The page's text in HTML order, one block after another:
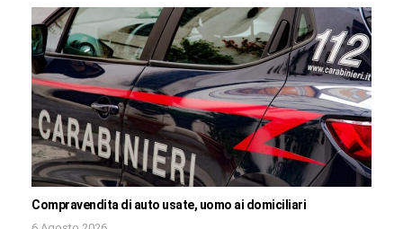
Compravendita di auto usate, uomo ai domiciliari